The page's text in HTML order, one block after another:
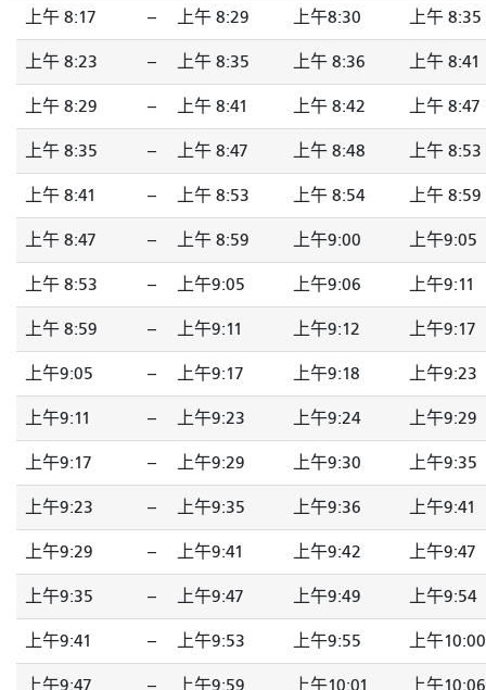
上午 8:17 -- 上午 8:29 上午8:30 上午 8:35
上午 8:23 -- 上午 8:35 上午 8:36 上午 8:41
上午 8:29 -- 上午 8:41 上午 8:42 上午 8:47
上午 8:35 -- 上午 8:47 上午 8:48 上午 8:53
上午 8:41 -- 上午 8:53 上午 8:54 上午 8:59
上午 8:47 -- 上午 8:59 上午9:00 上午9:05
上午 8:53 -- 上午9:05 上午9:06 上午9:11
上午 8:59 -- 上午9:11 上午9:12 上午9:17
上午9:05 -- 上午9:17 上午9:18 上午9:23
上午9:11 -- 上午9:23 上午9:24 上午9:29
上午9:17 -- 上午9:29 上午9:30 上午9:35
上午9:23 -- 上午9:35 上午9:36 上午9:41
上午9:29 -- 上午9:41 上午9:42 上午9:47
上午9:35 -- 上午9:47 上午9:49 上午9:54
上午9:41 -- 上午9:53 上午9:55 上午10:00
上午9:47 -- 上午9:59 上午10:01 上午10:06